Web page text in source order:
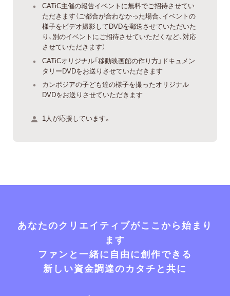
CATiC主催の報告イベントに無料でご招待させてい
ただきます（ご都合が合わなかった場合、イベントの
様子をビデオ撮影してDVDを郵送させていただいた
り、別のイベントにご招待させていただくなど、対応
させていただきます）
CATiCオリジナル「移動映画館の作り方」ドキュメン
タリーDVDをお送りさせていただきます
カンボジアの子ども達の様子を撮ったオリジナル
DVDをお送りさせていただきます
1人が応援しています。
あなたのクリエイティブがここから始まり
ます
ファンと一緒に自由に創作できる
新しい資金調達のカタチと共に